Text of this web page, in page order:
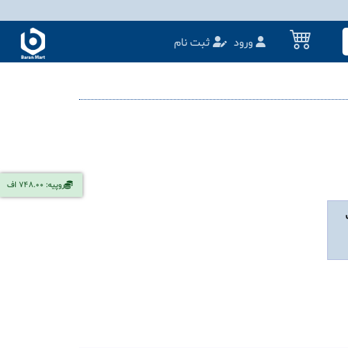
ورود ثبت نام
روپیه: 748.00 اف